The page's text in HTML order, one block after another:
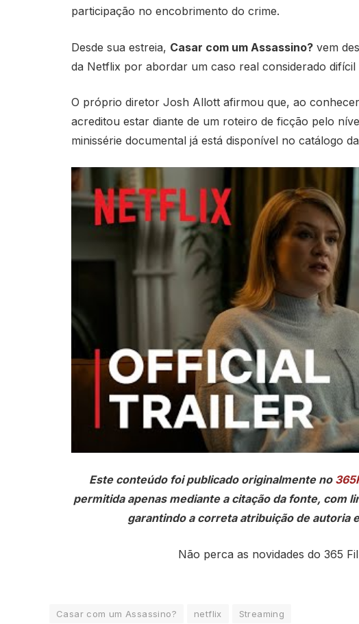
participação no encobrimento do crime.
Desde sua estreia, Casar com um Assassino?vem
da Netflix por abordar um caso real considerado difícil
O próprio diretor Josh Allott afirmou que, ao
acreditou estar diante de um roteiro de ficção pelo
minissérie documental já está disponível no catálogo
Este conteúdo foi publicado originalmente no
permitida apenas mediante a citação da fonte, com
garantindo a correta atribuição de autoria
Não perca as novidades do 365
Casar com um Assassino? netflix Streaming